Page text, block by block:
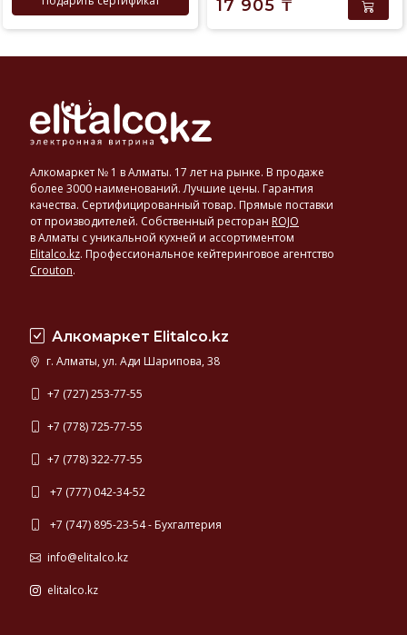
17 905 ₸
Алкомаркет № 1 в Алматы. 17 лет на рынке. В продаже
более 3000 наименований. Лучшие цены. Гарантия
качества. Сертифицированный товар. Прямые поставки
от производителей. Собственный ресторан ROJO
в Алматы с уникальной кухней и ассортиментом
Elitalco.kz. Профессиональное кейтеринговое агентство
Crouton.
Алкомаркет Elitalco.kz
г. Алматы, ул. Ади Шарипова, 38
+7 (727) 253-77-55
+7 (778) 725-77-55
+7 (778) 322-77-55
+7 (777) 042-34-52
+7 (747) 895-23-54 - Бухгалтерия
info@elitalco.kz
elitalco.kz